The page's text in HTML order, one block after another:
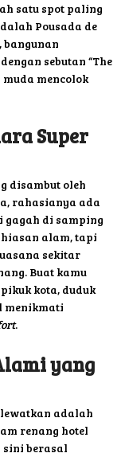
satu spot paling
Pousada de
bangunan
sebutan “The
mencolok
Super
disambut oleh
rahasianya ada
gagah di samping
alam, tapi
sekitar
Buat kamu
kota, duduk
menikmati
.
yang
adalah
renang hotel
sini berasal